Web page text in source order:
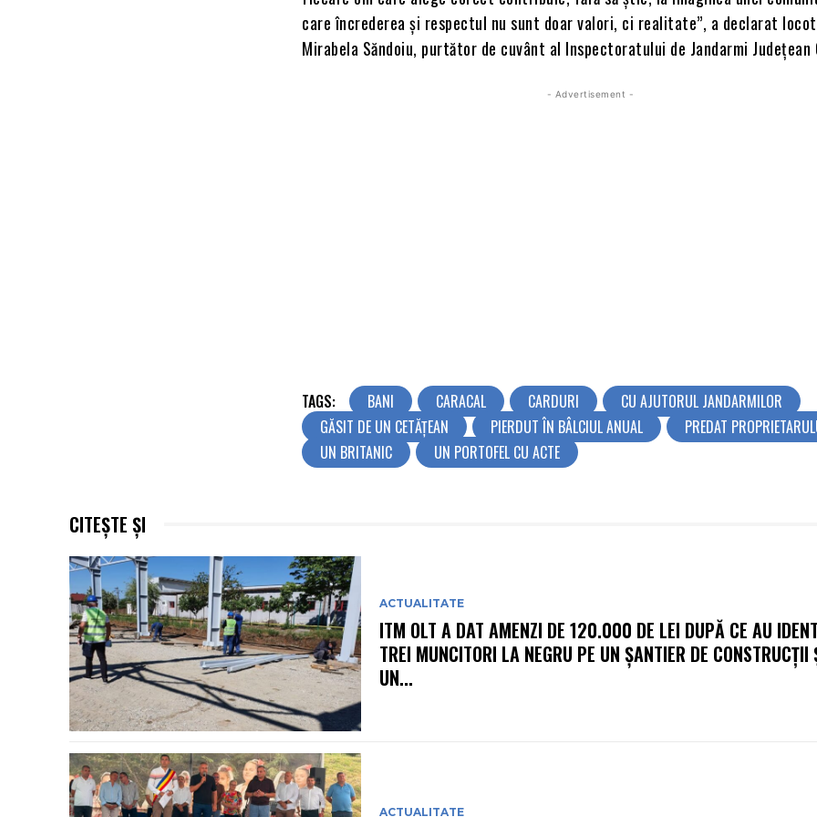
care încrederea și respectul nu sunt doar valori, ci realitate”, a declarat
Mirabela Săndoiu, purtător de cuvânt al Inspectoratului de Jandarmi Județean
- Advertisement -
TAGS: BANI CARACAL CARDURI
CU AJUTORUL JANDARMILOR
GĂSIT DE UN CETĂȚEAN
PIERDUT ÎN BÂLCIUL ANUAL
PREDAT
UN BRITANIC
UN PORTOFEL CU ACTE
CITEȘTE ȘI
ACTUALITATE
ITM OLT A DAT AMENZI DE 120.000 DE LEI DUPĂ CE AU
TREI MUNCITORI LA NEGRU PE UN ȘANTIER DE
UN...
ACTUALITATE